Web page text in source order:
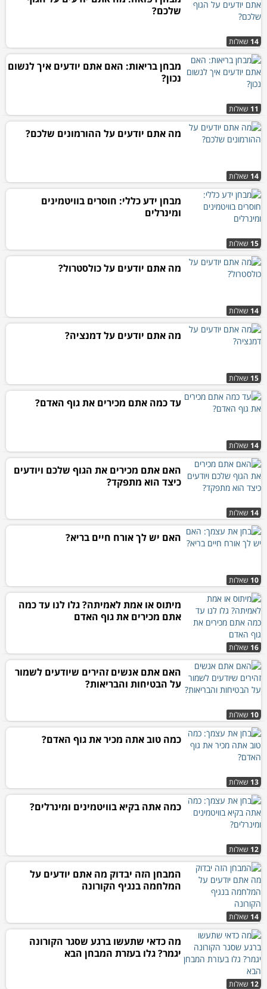
14 שאלות
שלכם?
11 שאלות
מבחן בריאות: האם אתם יודעים איך לנשום
נכון?
14 שאלות
מה אתם יודעים על ההורמונים שלכם?
15 שאלות
מבחן ידע כללי: חוסרים בוויטמינים
ומינרלים
14 שאלות
מה אתם יודעים על כולסטרול?
15 שאלות
מה אתם יודעים על דמנציה?
14 שאלות
עד כמה אתם מכירים את גוף האדם?
14 שאלות
האם אתם מכירים את הגוף שלכם ויודעים
כיצד הוא מתפקד?
10 שאלות
האם יש לך אורח חיים בריא?
16 שאלות
מיתוס או אמת לאמיתה? גלו לנו עד כמה
אתם מכירים את גוף האדם
10 שאלות
האם אתם אנשים זהירים שיודעים לשמור
על הבטיחות והבריאות?
13 שאלות
כמה טוב אתה מכיר את גוף האדם?
12 שאלות
כמה אתה בקיא בוויטמינים ומינרלים?
14 שאלות
המבחן הזה יבדוק מה אתם יודעים על
המלחמה בנגיף הקורונה
12 שאלות
מה כדאי שתעשו ברגע שסגר הקורונה
יגמר? גלו בעזרת המבחן הבא